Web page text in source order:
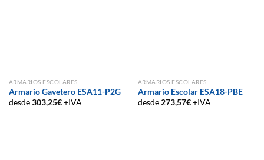
ARMARIOS ESCOLARES
Armario Gavetero ESA11-P2G
desde303,25€+IVA
ARMARIOS ESCOLARES
Armario Escolar ESA18-PBE
desde 273,57€+IVA